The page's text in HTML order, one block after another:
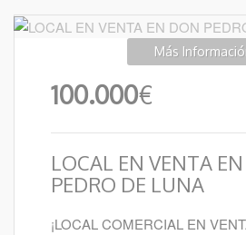
Más
100.000€
LOCAL EN VENTA
PEDRO DE LUNA
¡LOCAL COMERCIAL EN